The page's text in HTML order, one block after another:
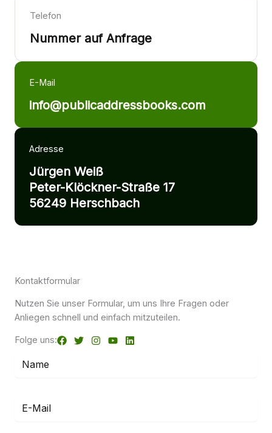
Telefon
Nummer auf Anfrage
E-Mail
info@publicaddressbooks.com
Adresse
Jürgen Weiß
Peter-Klöckner-Straße 17
56249 Herschbach
Kontaktformular
Nutzen Sie unser Formular, um uns Ihre Fragen oder
Anliegen schnell und einfach mitzuteilen.
Folge uns: